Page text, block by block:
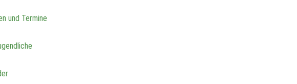
und Termine